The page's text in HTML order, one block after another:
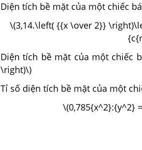
Diện tích bề mặt của một chiếc
\(3,14.\left( {{x \over 2}}
Diện tích bề mặt của một chiếc
\right)\)
Tỉ số diện tích bề mặt của một
\(0,785{x^2}:{y^2}